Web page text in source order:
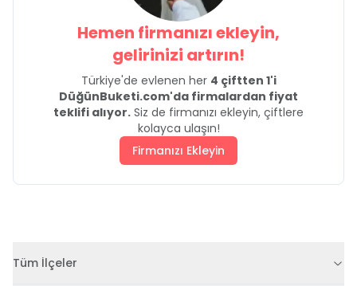
Hemen firmanızı ekleyin,
gelirinizi artırın!
Türkiye'de evlenen her 4 çiftten 1'i
DüğünBuketi.com'da firmalardan fiyat
teklifi alıyor. Siz de firmanızı ekleyin, çiftlere
kolayca ulaşın!
Firmanızı Ekleyin
Tüm İlçeler